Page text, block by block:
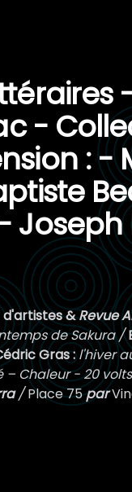
-
: -
d'artistes &Revue
de Sakura /
Gras :l'hiver
– Chaleur - 20
/Place 75par